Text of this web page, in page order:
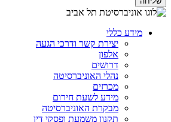
מידע כללי
יצירת קשר ודרכי הגעה
אלפון
דרושים
נהלי האוניברסיטה
מכרזים
מידע לשעת חירום
מבקרת האוניברסיטה
תקנון משמעת ופסקי דין